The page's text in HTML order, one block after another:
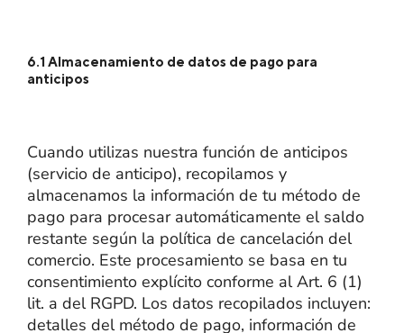
6.1 Almacenamiento de datos de pago para
anticipos
Cuando utilizas nuestra función de anticipos
(servicio de anticipo), recopilamos y
almacenamos la información de tu método de
pago para procesar automáticamente el saldo
restante según la política de cancelación del
comercio. Este procesamiento se basa en tu
consentimiento explícito conforme al Art. 6 (1)
lit. a del RGPD. Los datos recopilados incluyen:
detalles del método de pago, información de